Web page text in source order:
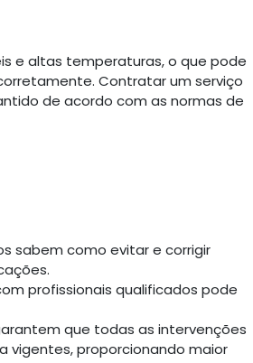
e altas temperaturas, o que pode
Contratar um serviço
de acordo com as normas de
sabem como evitar e corrigir
profissionais qualificados pode
que todas as intervenções
vigentes, proporcionando maior